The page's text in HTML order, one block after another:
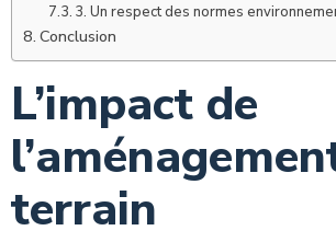
3. Un respect des normes
Conclusion
L’impact de
terrain